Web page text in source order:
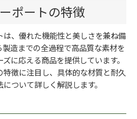
ポートの特徴
は、優れた機能性と美しさを兼ね備
造までの全過程で高品質な素材を
に応える商品を提供しています。
特徴に注目し、具体的な材質と耐久
ついて詳しく解説します。